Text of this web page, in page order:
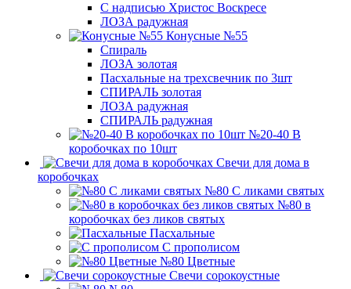
С надписью Христос Воскресе
ЛОЗА радужная
Конусные №55
Спираль
ЛОЗА золотая
Пасхальные на трехсвечник по 3шт
СПИРАЛЬ золотая
ЛОЗА радужная
СПИРАЛЬ радужная
№20-40 В
коробочках по 10шт
Свечи для дома в
коробочках
№80 С ликами святых
№80 в
коробочках без ликов святых
Пасхальные
С прополисом
№80 Цветные
Свечи сорокоустные